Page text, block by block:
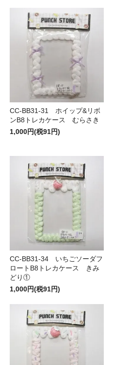
CC-BB31-31 ホイップ&リボ
ンB8トレカケース むらさき
1,000円(税91円)
CC-BB31-34 いちごソーダフ
ロートB8トレカケース きみ
どり①
1,000円(税91円)